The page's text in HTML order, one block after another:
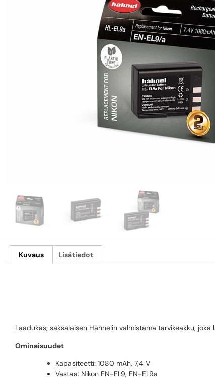
Kuvaus Lisätiedot
Laadukas, saksalaisen Hähnelin valmistama tarvikeakku,
Ominaisuudet
Kapasiteetti: 1080 mAh, 7,4 V
Vastaa: Nikon EN-EL9, EN-EL9a